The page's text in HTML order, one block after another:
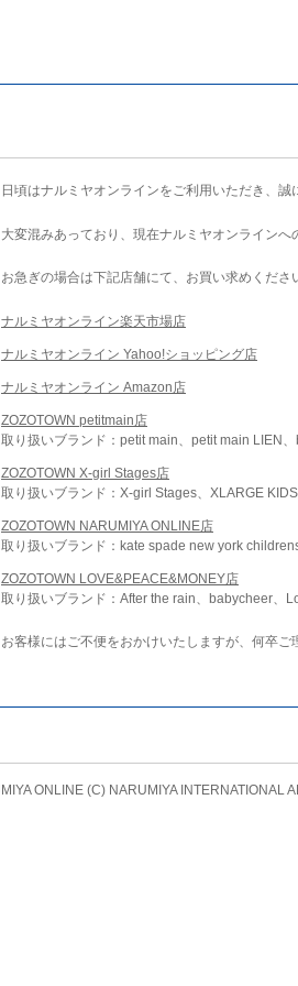
日頃はナルミヤオンラインをご利用いただき、誠
大変混みあっており、現在ナルミヤオンラインへ
お急ぎの場合は下記店舗にて、お買い求めくださ
ナルミヤオンライン楽天市場店
ナルミヤオンライン Yahoo!ショッピング店
ナルミヤオンライン Amazon店
ZOZOTOWN petitmain店
取り扱いブランド：petit main、petit main LIEN
ZOZOTOWN X-girl Stages店
取り扱いブランド：X-girl Stages、XLARGE KIDS
ZOZOTOWN NARUMIYA ONLINE店
取り扱いブランド：kate spade new york
ZOZOTOWN LOVE&PEACE&MONEY店
取り扱いブランド：After the rain、babycheer、
お客様にはご不便をおかけいたしますが、何卒ご